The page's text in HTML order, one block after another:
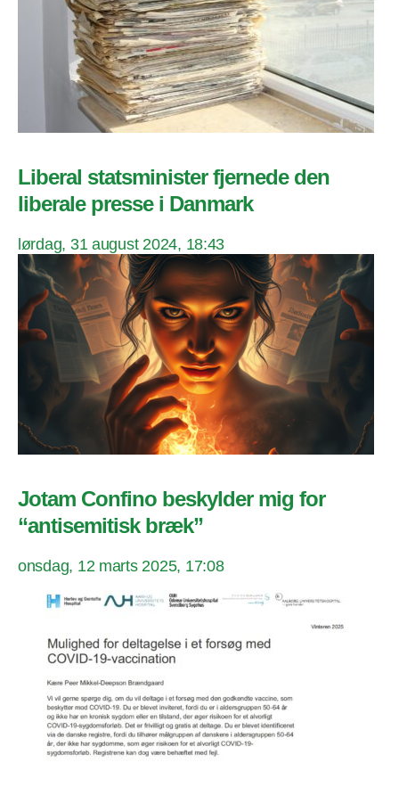
Liberal statsminister fjernede den
liberale presse i Danmark
lørdag, 31 august 2024, 18:43
Jotam Confino beskylder mig for
“antisemitisk bræk”
onsdag, 12 marts 2025, 17:08